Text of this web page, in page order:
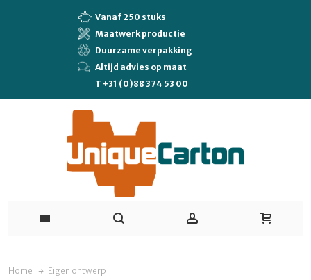
Vanaf 250 stuks
Maatwerk productie
Duurzame verpakking
Altijd advies op maat
T +31 (0)88 374 53 00
Home Eigen ontwerp